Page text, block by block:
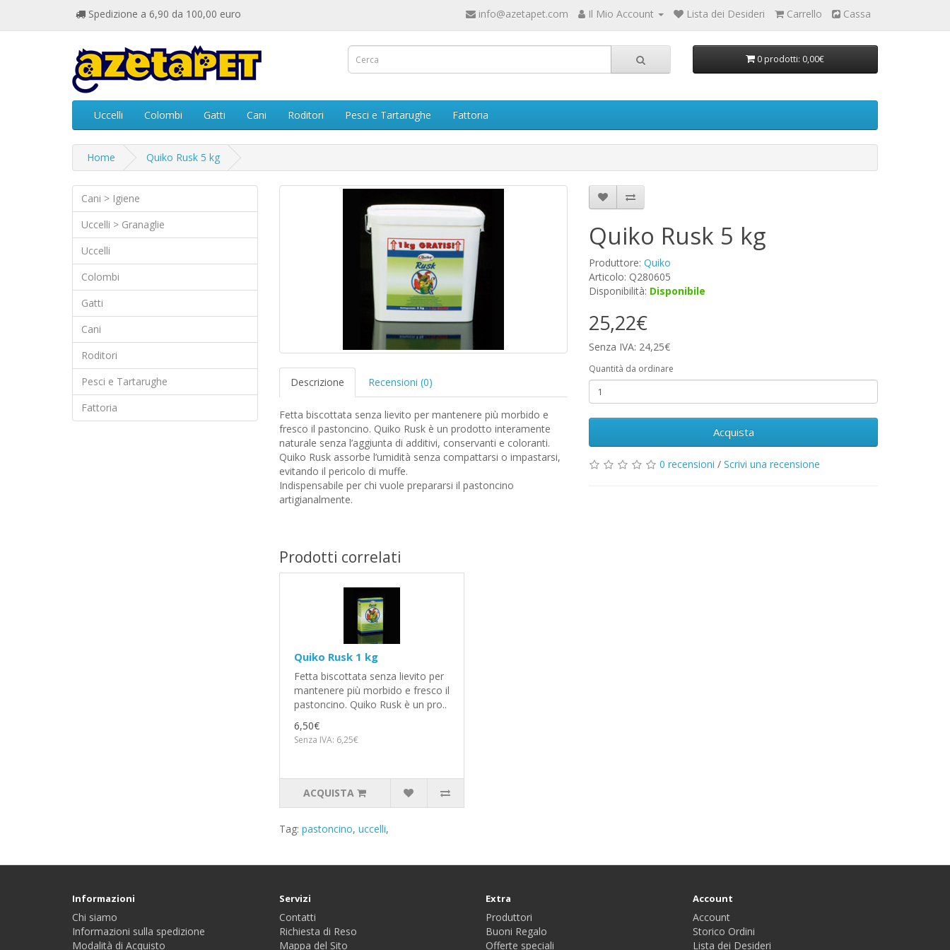
Spedizione a 6,90 da 100,00 euro info@azetapet.com Il Mio Account Lista dei Desideri Carrello Cassa
0 prodotti: 0,00€
Uccelli Colombi Gatti Cani Roditori Pesci e Tartarughe Fattoria
Home Quiko Rusk 5 kg
Cani > Igiene
Uccelli > Granaglie
Uccelli
Colombi
Gatti
Cani
Roditori
Pesci e Tartarughe
Fattoria
Descrizione Recensioni (0)
Fetta biscottata senza lievito per mantenere più morbido e
fresco il pastoncino. Quiko Rusk è un prodotto interamente
naturale senza l’aggiunta di additivi, conservanti e coloranti.
Quiko Rusk assorbe l’umidità senza compattarsi o impastarsi,
evitando il pericolo di muffe.
Indispensabile per chi vuole prepararsi il pastoncino
artigianalmente.
Quiko Rusk 5 kg
Produttore:Quiko
Articolo: Q280605
Disponibilità: Disponibile
25,22€
Senza IVA: 24,25€
Quantità da ordinare
Acquista
0 recensioni /Scrivi una recensione
Prodotti correlati
Quiko Rusk 1 kg
Fetta biscottata senza lievito per
mantenere più morbido e fresco il
pastoncino. Quiko Rusk è un pro..
6,50€
Senza IVA: 6,25€
ACQUISTA
Tag: pastoncino, uccelli,
Informazioni
Chi siamo
Informazioni sulla spedizione
Modalità di Acquisto
Servizi
Contatti
Richiesta di Reso
Mappa del Sito
Extra
Produttori
Buoni Regalo
Offerte speciali
Account
Account
Storico Ordini
Lista dei Desideri